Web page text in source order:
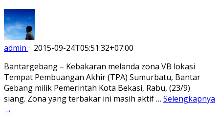
admin · 2015-09-24T05:51:32+07:00
Bantargebang – Kebakaran melanda zona VB lokasi
Tempat Pembuangan Akhir (TPA) Sumurbatu, Bantar
Gebang milik Pemerintah Kota Bekasi, Rabu, (23/9)
siang. Zona yang terbakar ini masih aktif … Selengkapnya
→